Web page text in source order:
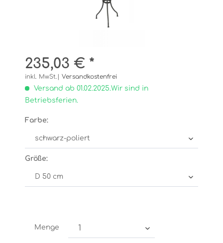
235,03 € *
inkl. MwSt.| Versandkostenfrei
Versand ab 01.02.2025.Wir sind in
Betriebsferien.
Farbe:
Größe:
Menge